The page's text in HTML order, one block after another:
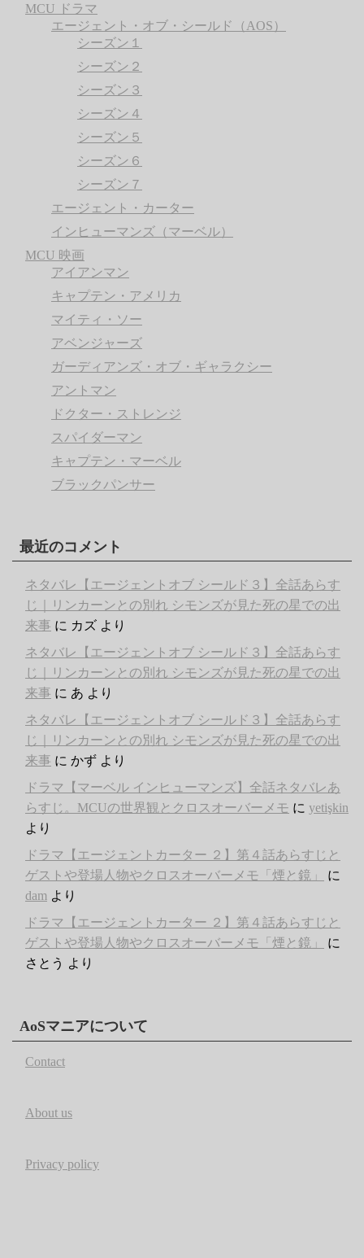
MCU ドラマ
エージェント・オブ・シールド（AOS）
シーズン１
シーズン２
シーズン３
シーズン４
シーズン５
シーズン６
シーズン７
エージェント・カーター
インヒューマンズ（マーベル）
MCU 映画
アイアンマン
キャプテン・アメリカ
マイティ・ソー
アベンジャーズ
ガーディアンズ・オブ・ギャラクシー
アントマン
ドクター・ストレンジ
スパイダーマン
キャプテン・マーベル
ブラックパンサー
最近のコメント
ネタバレ【エージェントオブ シールド３】全話あらす
じ｜リンカーンとの別れ シモンズが見た死の星での出
来事 に カズ より
ネタバレ【エージェントオブ シールド３】全話あらす
じ｜リンカーンとの別れ シモンズが見た死の星での出
来事 に あ より
ネタバレ【エージェントオブ シールド３】全話あらす
じ｜リンカーンとの別れ シモンズが見た死の星での出
来事 に かず より
ドラマ【マーベル インヒューマンズ】全話ネタバレあ
らすじ。MCUの世界観とクロスオーバーメモ に yetişkin
より
ドラマ【エージェントカーター ２】第４話あらすじと
ゲストや登場人物やクロスオーバーメモ「煙と鏡」
に
dam より
ドラマ【エージェントカーター ２】第４話あらすじと
ゲストや登場人物やクロスオーバーメモ「煙と鏡」
に
さとう より
AoSマニアについて
Contact
About us
Privacy policy